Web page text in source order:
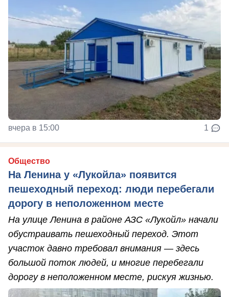
вчера в 15:00 1
Общество
На Ленина у «Лукойла» появится
пешеходный переход: люди перебегали
дорогу в неположенном месте
На улице Ленина в районе АЗС «Лукойл» начали
обустраивать пешеходный переход. Этот
участок давно требовал внимания — здесь
большой поток людей, и многие перебегали
дорогу в неположенном месте, рискуя жизнью.